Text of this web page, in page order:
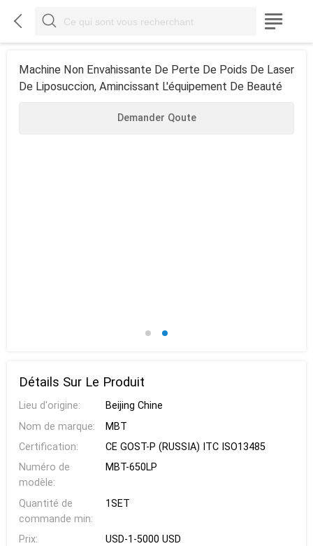
  
Machine Non Envahissante De Perte De Poids De Laser
De Liposuccion, Amincissant L'équipement De Beauté
Demander Qoute
Détails Sur Le Produit
Lieu d'origine:
Beijing Chine
Nom de marque:
MBT
Certification:
CE GOST-P (RUSSIA) ITC ISO13485
Numéro de
modèle:
MBT-650LP
Quantité de
commande min:
1SET
Prix:
USD-1-5000 USD